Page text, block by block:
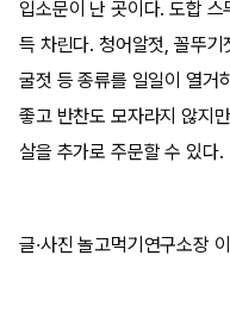
입소문이 난 곳이다. 도합
득 차린다. 청어알젓, 꼴뚜기
굴젓 등 종류를 일일이 열거
좋고 반찬도 모자라지 않지
살을 추가로 주문할 수 있다.
글·사진 놀고먹기연구소장